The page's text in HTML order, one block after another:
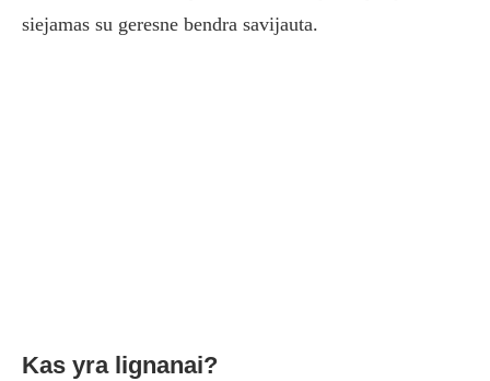
siejamas su geresne bendra savijauta.
Kas yra lignanai?